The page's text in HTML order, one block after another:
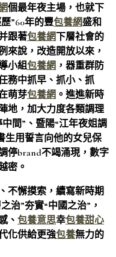
個最年夜主場，也就下
”60年的豐包養網盛和
跟著包養網下層社會的
來說，改造開放以來，
小組包養網 ，器重群防
務中抓早、抓小、抓
萌芽包養網 。進進新時
地，加大力度各類調理
間”、暨陽“江年夜姐調
生用誓言向他的女兒保
停brand不竭涌現，數字
密。
不懈摸索，續寫新時期
治”夯實“中國之治”，
、 包養意思幸包養甜心
化供給更強包養無力的